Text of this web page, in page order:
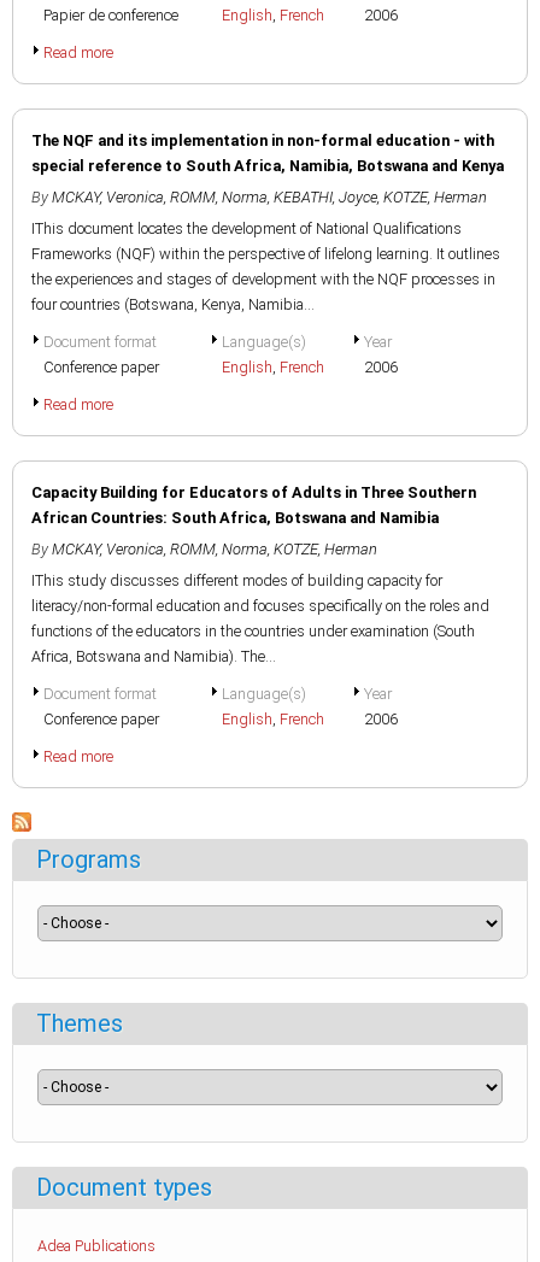
Papier de conference
English, French
2006
Read more
The NQF and its implementation in non-formal education - with
special reference to South Africa, Namibia, Botswana and Kenya
By MCKAY, Veronica, ROMM, Norma, KEBATHI, Joyce, KOTZE, Herman
IThis document locates the development of National Qualifications
Frameworks (NQF) within the perspective of lifelong learning. It outlines
the experiences and stages of development with the NQF processes in
four countries (Botswana, Kenya, Namibia...
Document format
Conference paper
Language(s)
English, French
Year
2006
Read more
Capacity Building for Educators of Adults in Three Southern
African Countries: South Africa, Botswana and Namibia
By MCKAY, Veronica, ROMM, Norma, KOTZE, Herman
IThis study discusses different modes of building capacity for
literacy/non-formal education and focuses specifically on the roles and
functions of the educators in the countries under examination (South
Africa, Botswana and Namibia). The...
Document format
Conference paper
Language(s)
English, French
Year
2006
Read more
Programs
Themes
Document types
Adea Publications